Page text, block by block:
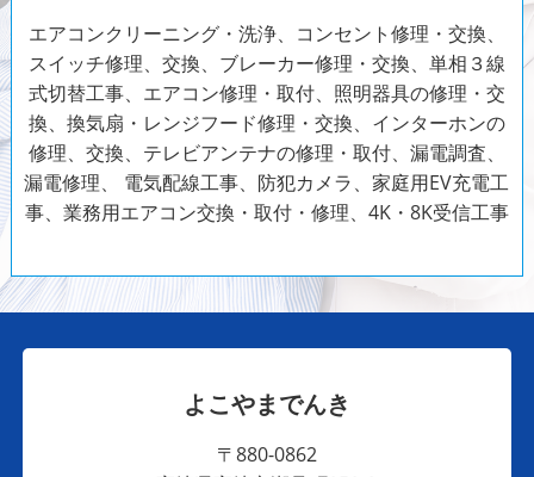
エアコンクリーニング・洗浄、コンセント修理・交換、
スイッチ修理、交換、ブレーカー修理・交換、単相３線
式切替工事、エアコン修理・取付、照明器具の修理・交
換、換気扇・レンジフード修理・交換、インターホンの
修理、交換、テレビアンテナの修理・取付、漏電調査、
漏電修理、 電気配線工事、防犯カメラ、家庭用EV充電工
事、業務用エアコン交換・取付・修理、4K・8K受信工事
よこやまでんき
〒880-0862